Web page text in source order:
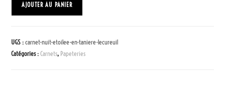
AJOUTER AU PANIER
UGS :carnet-nuit-etoilee-en-taniere-lecureuil
Catégories :Carnets, Papeteries